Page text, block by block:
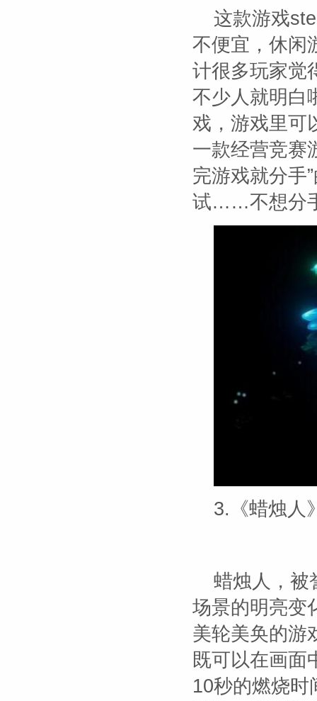
这款游戏
不便宜，休闲
计很多玩家觉
不少人就明白
戏，游戏里可
一款经营竞赛
完游戏就分手
试……不想分
3.《蜡烛人
蜡烛人，被
场景的明亮变
美轮美奂的游
既可以在画面
10秒的燃烧时